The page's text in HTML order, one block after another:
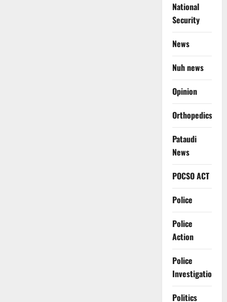
National
Security
News
Nuh news
Opinion
Orthopedics
Pataudi
News
POCSO ACT
Police
Police
Action
Police
Investigation
Politics